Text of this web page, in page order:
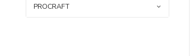
PROCRAFT